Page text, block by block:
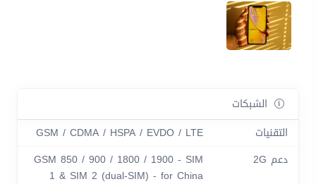
الشبكات
التقنيات
GSM / CDMA / HSPA / EVDO / LTE
دعم 2G
GSM 850 / 900 / 1800 / 1900 - SIM
1 & SIM 2 (dual-SIM) - for China